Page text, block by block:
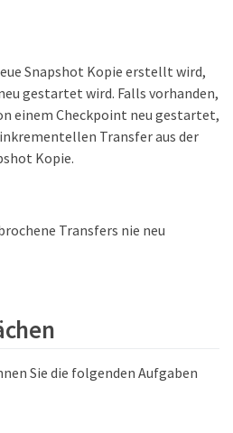
Snapshot Kopie erstellt wird,
gestartet wird. Falls vorhanden,
einem Checkpoint neu gestartet,
Transfer aus der
Kopie.
Transfers nie neu
Sie die folgenden Aufgaben